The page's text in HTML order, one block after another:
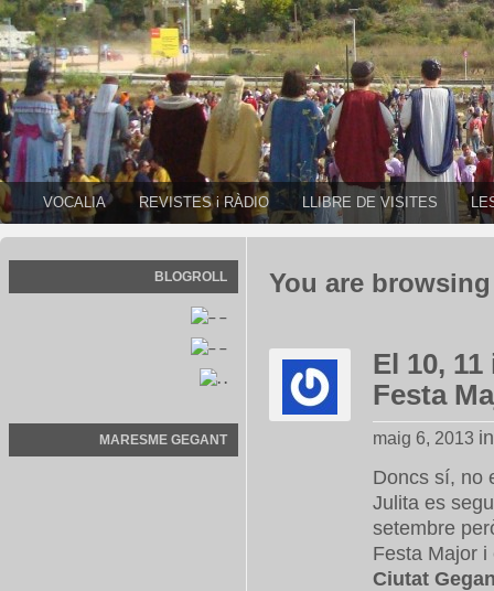
VOCALIA REVISTES i RÀDIO LLIBRE DE VISITES
BLOGROLL
–
–
.
MARESME GEGANT
You are
El 10,
Festa
maig 6, 2013
Doncs sí, no
Julita es
setembre
Festa Major
Ciutat